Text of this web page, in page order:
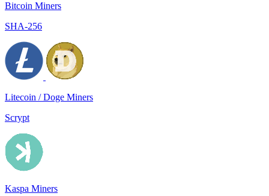
Bitcoin Miners
SHA-256
Litecoin / Doge Miners
Scrypt
Kaspa Miners